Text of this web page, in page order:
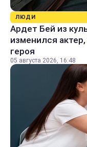
ЛЮДИ
Ардет Бей из
изменился
героя
05 августа 2026, 16:48